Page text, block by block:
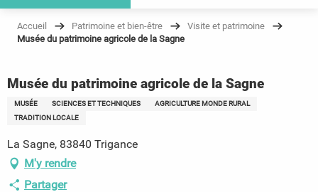
Accueil Patrimoine et bien-être
Visite et patrimoine
Musée du patrimoine agricole de la Sagne
Musée du patrimoine agricole de la Sagne
MUSÉE SCIENCES ET TECHNIQUES
AGRICULTURE MONDE RURAL
TRADITION LOCALE
La Sagne, 83840 Trigance
M'y rendre
Partager